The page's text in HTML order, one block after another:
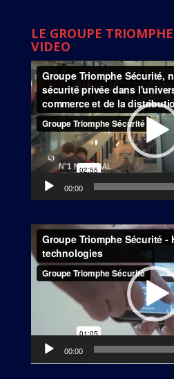
LE GROUPE
VIDEO
Lecteur
vidéo
00:00
Lecteur
vidéo
00:00